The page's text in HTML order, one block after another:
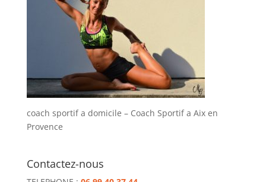
coach sportif a domicile – Coach Sportif a Aix en
Provence
Contactez-nous